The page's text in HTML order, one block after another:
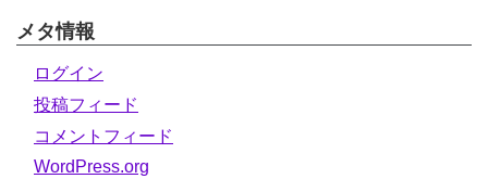
メタ情報
ログイン
投稿フィード
コメントフィード
WordPress.org